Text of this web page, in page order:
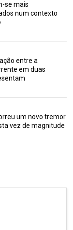
se mais
num contexto
entre a
em duas
um novo tremor
vez de magnitude